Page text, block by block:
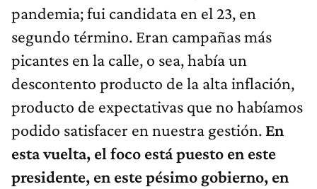
pandemia; fui candidata en el 23, en
segundo término. Eran campañas más
picantes en la calle, o sea, había un
descontento producto de la alta inflación,
producto de expectativas que no habíamos
podido satisfacer en nuestra gestión. En
esta vuelta, el foco está puesto en este
presidente, en este pésimo gobierno, en